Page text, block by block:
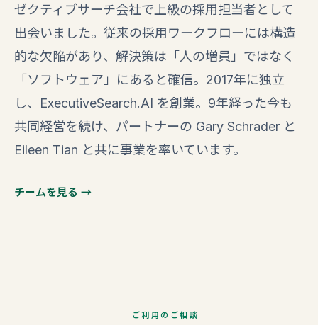
ゼクティブサーチ会社で上級の採用担当者として
出会いました。従来の採用ワークフローには構造
的な欠陥があり、解決策は「人の増員」ではなく
「ソフトウェア」にあると確信。2017年に独立
し、ExecutiveSearch.AI を創業。9年経った今も
共同経営を続け、パートナーの Gary Schrader と
Eileen Tian と共に事業を率いています。
チームを見る →
ご利用のご相談